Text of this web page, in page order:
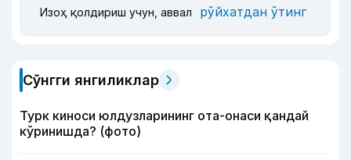
Изоҳ қолдириш учун, аввал рўйхатдан ўтинг
Сўнгги янгиликлар
Турк киноси юлдузларининг ота-онаси қандай
кўринишда? (фото)